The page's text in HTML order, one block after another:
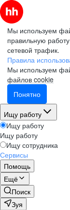
Мы используем
правильную
сетевой трафик.
Правила
Мы используем
файлов cookie
Понятно
Ищу работу
Ищу работу
Ищу работу
Ищу сотрудника
Сервисы
Помощь
Ещё
Поиск
Зуя